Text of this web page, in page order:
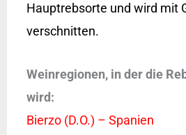
Hauptrebsorte und wird mit
verschnitten.
Weinregionen, in der die
wird:
Bierzo (D.O.) – Spanien